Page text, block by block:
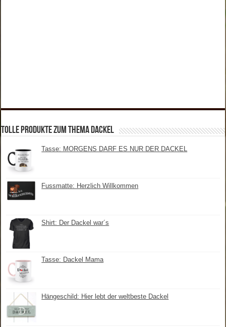
tolle Produkte zum Thema Dackel
Tasse: MORGENS DARF ES NUR DER DACKEL
Fussmatte: Herzlich Willkommen
Shirt: Der Dackel war´s
Tasse: Dackel Mama
Hängeschild: Hier lebt der weltbeste Dackel